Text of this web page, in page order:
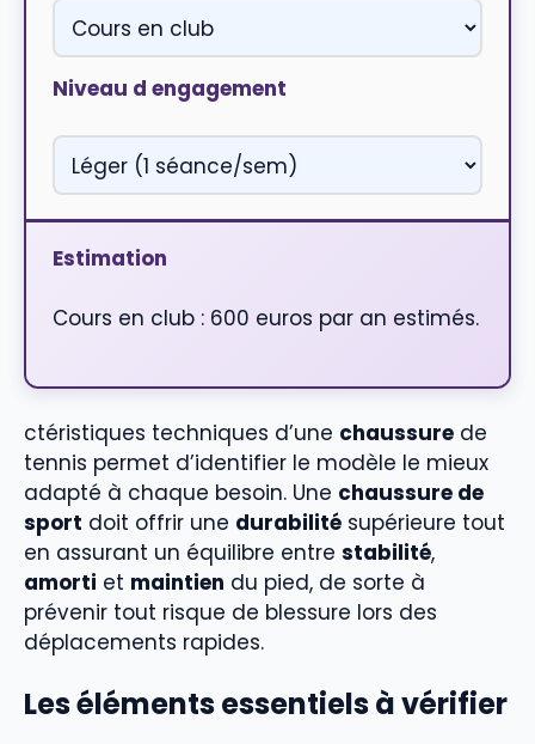
Niveau d engagement
Estimation
Cours en club : 600 euros par an estimés.
ctéristiques techniques d’une chaussure de
tennis permet d’identifier le modèle le mieux
adapté à chaque besoin. Une chaussure de
sport doit offrir une durabilité supérieure tout
en assurant un équilibre entre stabilité,
amorti et maintien du pied, de sorte à
prévenir tout risque de blessure lors des
déplacements rapides.
Les éléments essentiels à vérifier